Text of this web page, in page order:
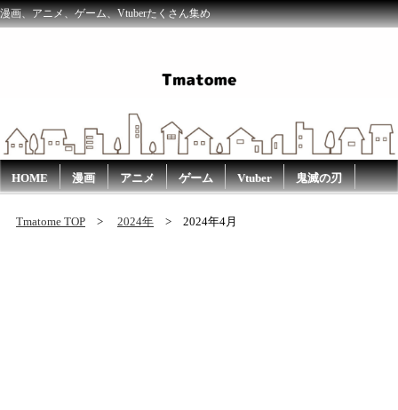
漫画、アニメ、ゲーム、Vtuberたくさん集め
HOME 漫画 アニメ ゲーム Vtuber 鬼滅の刃
Tmatome TOP 2024年 2024年4月